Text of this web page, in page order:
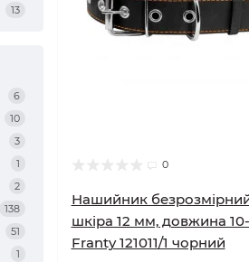
13
6
10
3
1
2
138
51
1
0
Нашийник
шкіра 12 мм, довжина
Franty 121011/1 чорний